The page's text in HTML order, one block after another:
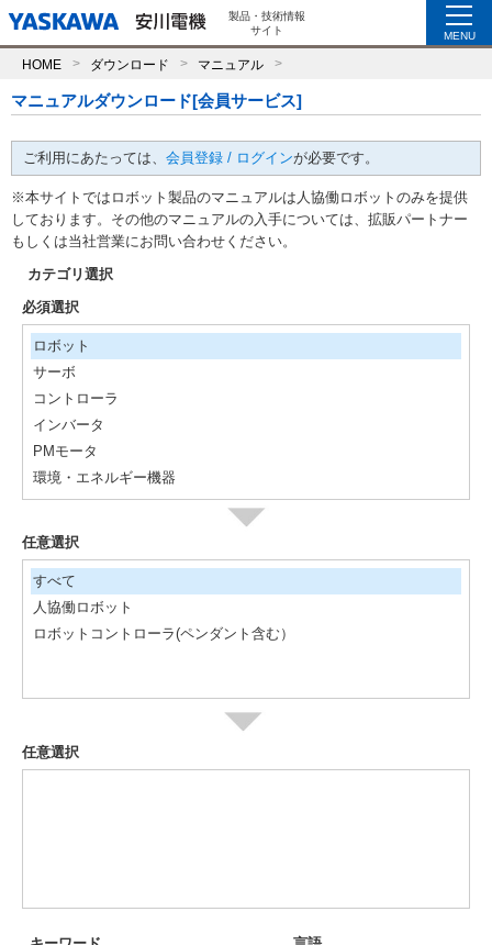
製品・技術情報
サイト
MENU
HOME ダウンロード マニュアル
マニュアルダウンロード[会員サービス]
ご利用にあたっては、 会員登録 / ログインが必要です。
※本サイトではロボット製品のマニュアルは人協働ロボットのみを提供
しております。その他のマニュアルの入手については、拡販パートナー
もしくは当社営業にお問い合わせください。
カテゴリ選択
必須選択
ロボット
サーボ
コントローラ
インバータ
PMモータ
環境・エネルギー機器
任意選択
すべて
人協働ロボット
ロボットコントローラ(ペンダント含む）
任意選択